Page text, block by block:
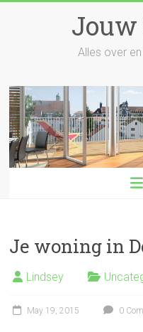
Jouw
Alles over
Je woning in
Lindsey
May 19, 2015 0